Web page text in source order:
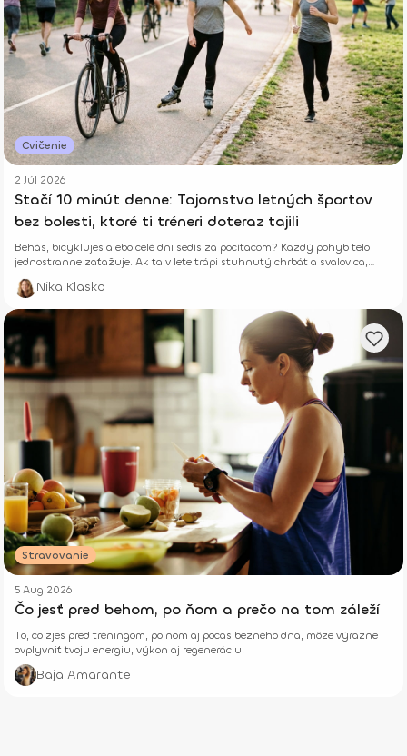
Cvičenie
2 Júl 2026
Stačí 10 minút denne: Tajomstvo letných športov
bez bolesti, ktoré ti tréneri doteraz tajili
Beháš, bicykluješ alebo celé dni sedíš za počítačom? Každý pohyb telo
jednostranne zaťažuje. Ak ťa v lete trápi stuhnutý chrbát a svalovica,
niekde robíš chybu. Zisti, ako ti len 10 minút správneho cvičenia denne
vráti energiu a zabezpečí leto úplne bez b
Nika Klasko
Stravovanie
5 Aug 2026
Čo jesť pred behom, po ňom a prečo na tom záleží
To, čo zješ pred tréningom, po ňom aj počas bežného dňa, môže výrazne
ovplyvniť tvoju energiu, výkon aj regeneráciu.
Baja Amarante